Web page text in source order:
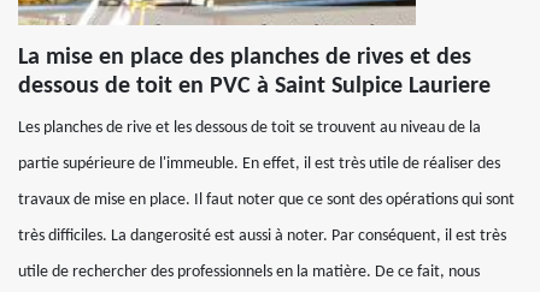
La mise en place des planches de rives et des
dessous de toit en PVC à Saint Sulpice Lauriere
Les planches de rive et les dessous de toit se trouvent au niveau de la
partie supérieure de l'immeuble. En effet, il est très utile de réaliser des
travaux de mise en place. Il faut noter que ce sont des opérations qui sont
très difficiles. La dangerosité est aussi à noter. Par conséquent, il est très
utile de rechercher des professionnels en la matière. De ce fait, nous